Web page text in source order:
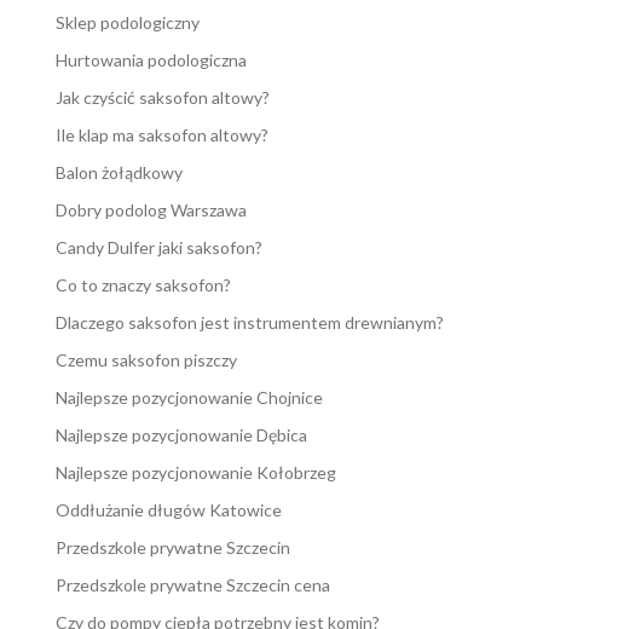
Sklep podologiczny
Hurtowania podologiczna
Jak czyścić saksofon altowy?
Ile klap ma saksofon altowy?
Balon żołądkowy
Dobry podolog Warszawa
Candy Dulfer jaki saksofon?
Co to znaczy saksofon?
Dlaczego saksofon jest instrumentem drewnianym?
Czemu saksofon piszczy
Najlepsze pozycjonowanie Chojnice
Najlepsze pozycjonowanie Dębica
Najlepsze pozycjonowanie Kołobrzeg
Oddłużanie długów Katowice
Przedszkole prywatne Szczecin
Przedszkole prywatne Szczecin cena
Czy do pompy ciepła potrzebny jest komin?